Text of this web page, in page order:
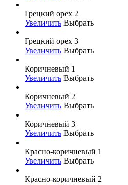
Грецкий орех 2
Увеличить Выбрать
Грецкий орех 3
Увеличить Выбрать
Коричневый 1
Увеличить Выбрать
Коричневый 2
Увеличить Выбрать
Коричневый 3
Увеличить Выбрать
Красно-коричневый 1
Увеличить Выбрать
Красно-коричневый 2